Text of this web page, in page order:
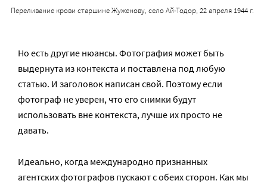
Переливание крови старшине Жуженову, село Ай-Тодор, 22 апреля 1944 г.
Но есть другие нюансы. Фотография может быть
выдернута из контекста и поставлена под любую
статью. И заголовок написан свой. Поэтому если
фотограф не уверен, что его снимки будут
использовать вне контекста, лучше их просто не
давать.
Идеально, когда международно признанных
агентских фотографов пускают с обеих сторон. Как мы